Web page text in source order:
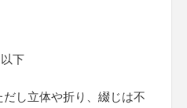
下
し立体や折り、綴じは不